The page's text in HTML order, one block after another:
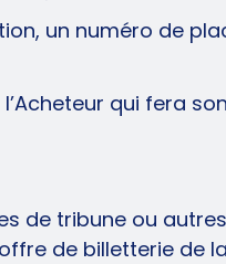
un numéro de
qui fera
de tribune ou
de billetterie